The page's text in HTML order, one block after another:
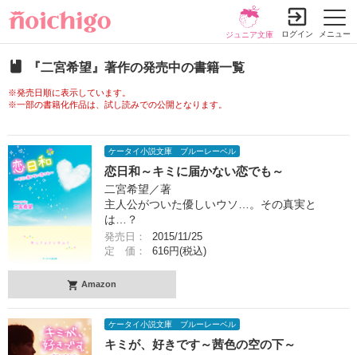
メニュー
ジュニア文庫 ログイン
『二宮希望』著作の発売中の書籍一覧
※発売日順に表示しています。
※一部の書籍化作品は、試し読みでの公開となります。
ケータイ小説文庫 ブルーレーベル
恋日和～キミに届かない恋でも～
二宮希望／著
主人公がついた優しいウソ…。その真実と
は…？
発売日：
2015/11/25
定 価：
616円(税込)
Amazon
ケータイ小説文庫 ブルーレーベル
キミが、好きです～茜色の空の下～